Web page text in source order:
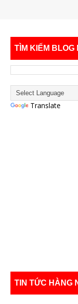
TÌM KIẾM BLOG
Translate
TIN TỨC HÀNG